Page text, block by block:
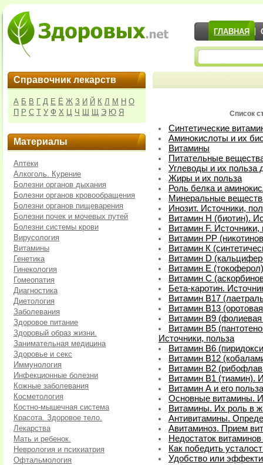
ГЛАВНАЯ
Справочник лекарств
А Б В Г Д Е Ё Ж З И Й К Л М Н О
П Р С Т У Ф Х Ц Ч Ш Щ Э Ю Я
Материалы
Аптеки
Алкоголь. Курение
Болезни органов дыхания
Болезни органов кровообращения
Болезни органов пищеварения
Болезни почек и мочевых путей
Болезни системы крови
Вирусология
Витамины
Генетика
Гинекология
Гомеопатия
Диагностика
Диетология
Заболевания
Здоровое питание
Здоровый образ жизни.
Занимательная медицина
Здоровье и секс
Иммунология
Инфекционные болезни
Кожные заболевания
Косметология
Костно-мышечная система
Красота. Здоровое тело.
Лекарства
Мать и ребенок.
Неврология и психиатрия
Офтальмология
Список
Синтетические
Аминокислоты и их
Витамины
Питательные
Углеводы и их польза
Жиры и их польза
Роль белка и
Минеральные
Инозит. Источники,
Витамин Н (биотин).
Витамин F. Источники,
Витамин PP
Витамин К
Витамин D
Витамин Е
Витамин C
Бета-каротин.
Витамин В17
Витамин В13
Витамин B9
Витамин B5
Источники, польза
Витамин В6
Витамин В12
Витамин В2
Витамин В1 (тиамин).
Витамин А и его
Основные витамины.
Витамины. Их роль в
Антивитамины.
Авитаминоз. Прием
Недостаток
Как победить
Удобство или